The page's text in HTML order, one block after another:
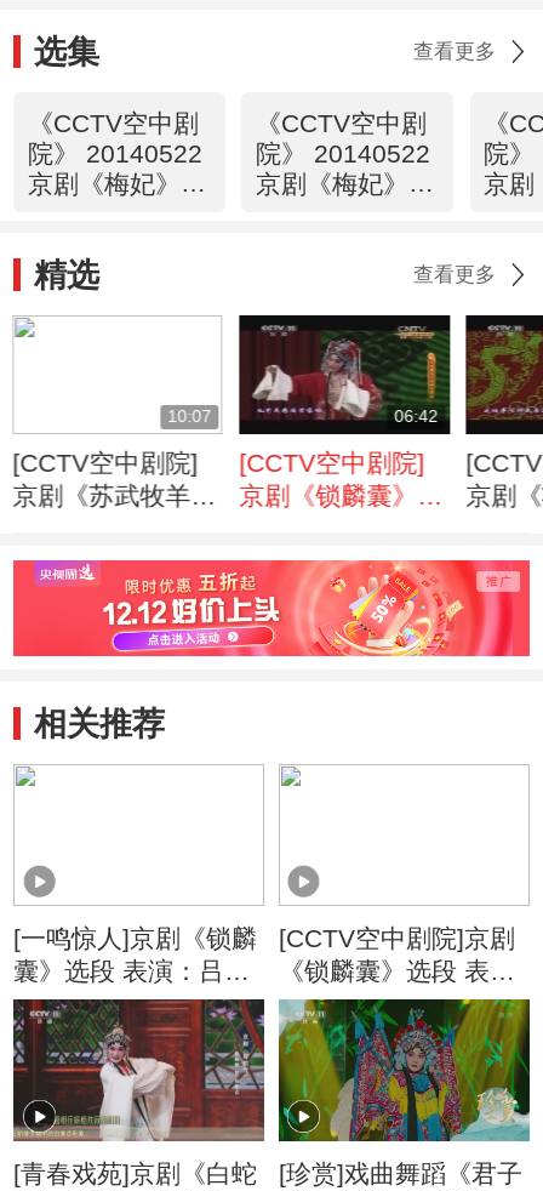
选集 查看更多
《CCTV空中剧
院》 20140522
京剧《梅妃》
《CCTV空中剧
院》 20140522
京剧《梅妃》
《
院》
京剧
精选 查看更多
10:07
[CCTV空中剧院]
京剧《苏武牧羊》
06:42
[CCTV空中剧院]
京剧《锁麟囊》选
京剧
相关推荐
[一鸣惊人]京剧《锁麟
囊》选段 表演：吕耀
瑶
[CCTV空中剧院]京剧
《锁麟囊》选段 表
演：吕耀瑶 等
[青春戏苑]京剧《白蛇
[珍赏]戏曲舞蹈《君子